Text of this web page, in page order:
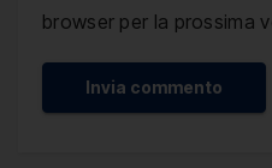
browser per la prossima